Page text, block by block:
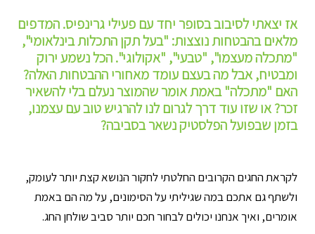
אז יצאתי לסיבוב בסופר יחד עם פעילי גרינפיס. המדפים
מלאים בהבטחות נוצצות: "בעל תקן התכלות בינלאומי",
"מתכלה מעצמו", "טבעי", "אקולוגי". הכל נשמע ירוק
ומבטיח, אבל מה בעצם עומד מאחורי ההבטחות האלה?
האם "מתכלה" באמת אומר שהמוצר נעלם בלי להשאיר
זכר? או שזו עוד דרך לגרום לנו להרגיש טוב עם עצמנו,
בזמן שבפועל הפלסטיק נשאר בסביבה?
לקראת החגים הקרובים החלטתי לחקור הנושא קצת יותר לעומק,
ולשתף גם אתכם במה שגיליתי על הסימונים, על מה הם באמת
אומרים, ואיך אנחנו יכולים לבחור חכם יותר סביב שולחן החג.